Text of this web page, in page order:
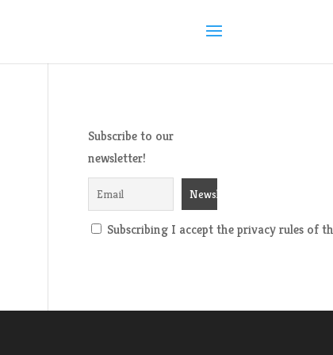
Subscribe to our
newsletter!
Subscribing I accept the privacy rules of